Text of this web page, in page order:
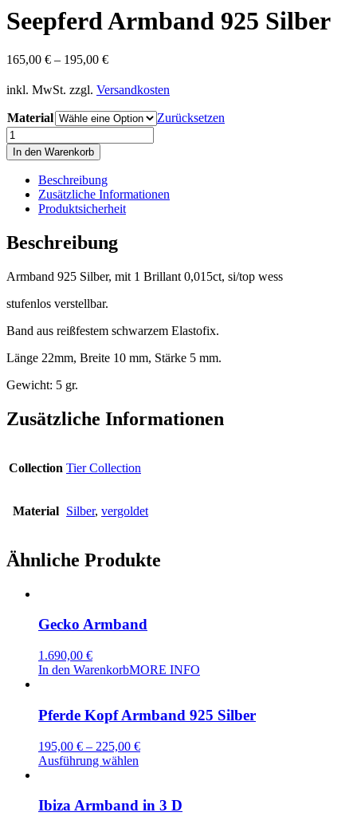
Seepferd Armband 925 Silber
165,00 € – 195,00 €
inkl. MwSt. zzgl. Versandkosten
Material
Zurücksetzen
Seepferd
Armband
925
Silber
Menge
In den Warenkorb
Beschreibung
Zusätzliche Informationen
Produktsicherheit
Beschreibung
Armband 925 Silber, mit 1 Brillant 0,015ct, si/top wess
stufenlos verstellbar.
Band aus reißfestem schwarzem Elastofix.
Länge 22mm, Breite 10 mm, Stärke 5 mm.
Gewicht: 5 gr.
Zusätzliche Informationen
Collection Tier Collection
Material Silber, vergoldet
Ähnliche Produkte
Gecko Armband
1.690,00 €
In den WarenkorbMORE INFO
Pferde Kopf Armband 925 Silber
195,00 € – 225,00 €
Ausführung wählen
mehrere
Ibiza Armband in 3 D